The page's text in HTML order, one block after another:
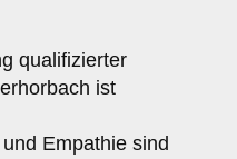
qualifizierter
ist
Empathie sind